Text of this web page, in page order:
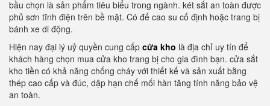
bầu chọn là sản phẩm tiêu biểu trong ngành. két sắt an toàn được
phủ sơn tĩnh điện trên bề mặt. Có đế cao su cố định hoặc trang bị
bánh xe di động.
Hiện nay đại lý uỷ quyền cung cấp cửa kho là địa chỉ uy tín để
khách hàng chọn mua cửa kho trang bị cho gia đình bạn. cửa sắt
kho tiền có khả năng chống cháy với thiết kế và sản xuất bằng
thép cao cấp và đúc, dập hạn chế mối hàn tăng tính năng bảo vệ
an toàn.